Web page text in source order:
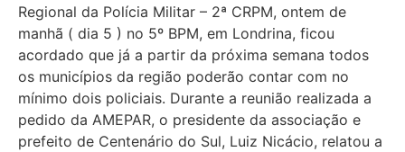
Regional da Polícia Militar – 2ª CRPM, ontem de
manhã ( dia 5 ) no 5º BPM, em Londrina, ficou
acordado que já a partir da próxima semana todos
os municípios da região poderão contar com no
mínimo dois policiais. Durante a reunião realizada a
pedido da AMEPAR, o presidente da associação e
prefeito de Centenário do Sul, Luiz Nicácio, relatou a